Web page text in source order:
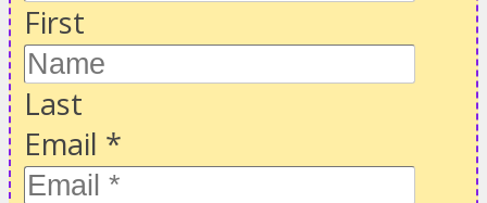
First
Last
Email *